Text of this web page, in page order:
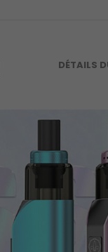
DÉTAILS